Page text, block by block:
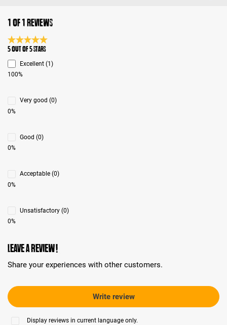
1 of 1 reviews
Average rating 5 of 5 Stars
5 out of 5 stars
Excellent (1)
100%
Very good (0)
0%
Good (0)
0%
Acceptable (0)
0%
Unsatisfactory (0)
0%
Leave a review!
Share your experiences with other customers.
Write review
Display reviews in current language only.